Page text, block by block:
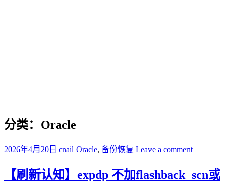
分类：Oracle
2026年4月20日 cnail Oracle, 备份恢复 Leave a comment
【刷新认知】expdp 不加flashback_scn或